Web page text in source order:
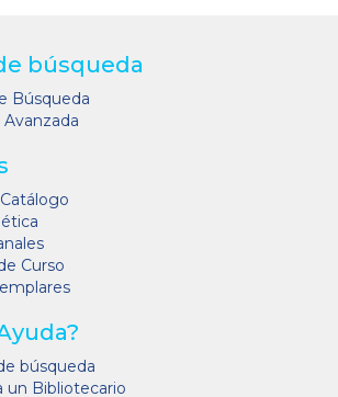
búsqueda
Búsqueda
Curso
búsqueda
un Bibliotecario